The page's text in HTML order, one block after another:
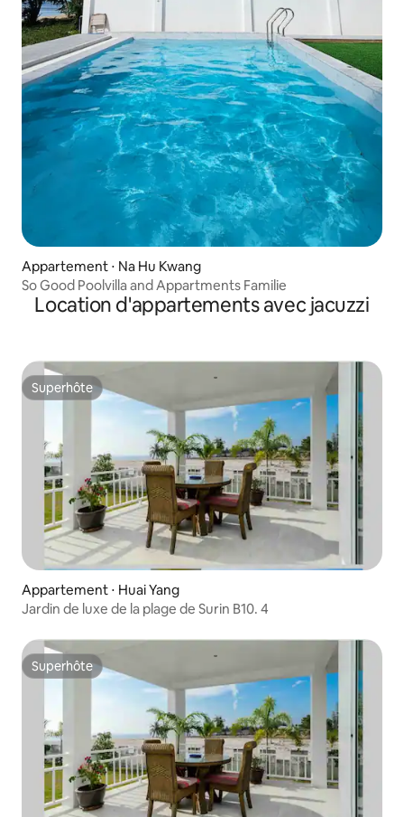
Appartement ⋅ Na Hu Kwang
So Good Poolvilla and Appartments Familie
Location d'appartements avec jacuzzi
Superhôte
Superhôte
Appartement ⋅ Huai Yang
Jardin de luxe de la plage de Surin B10. 4
Superhôte
Superhôte